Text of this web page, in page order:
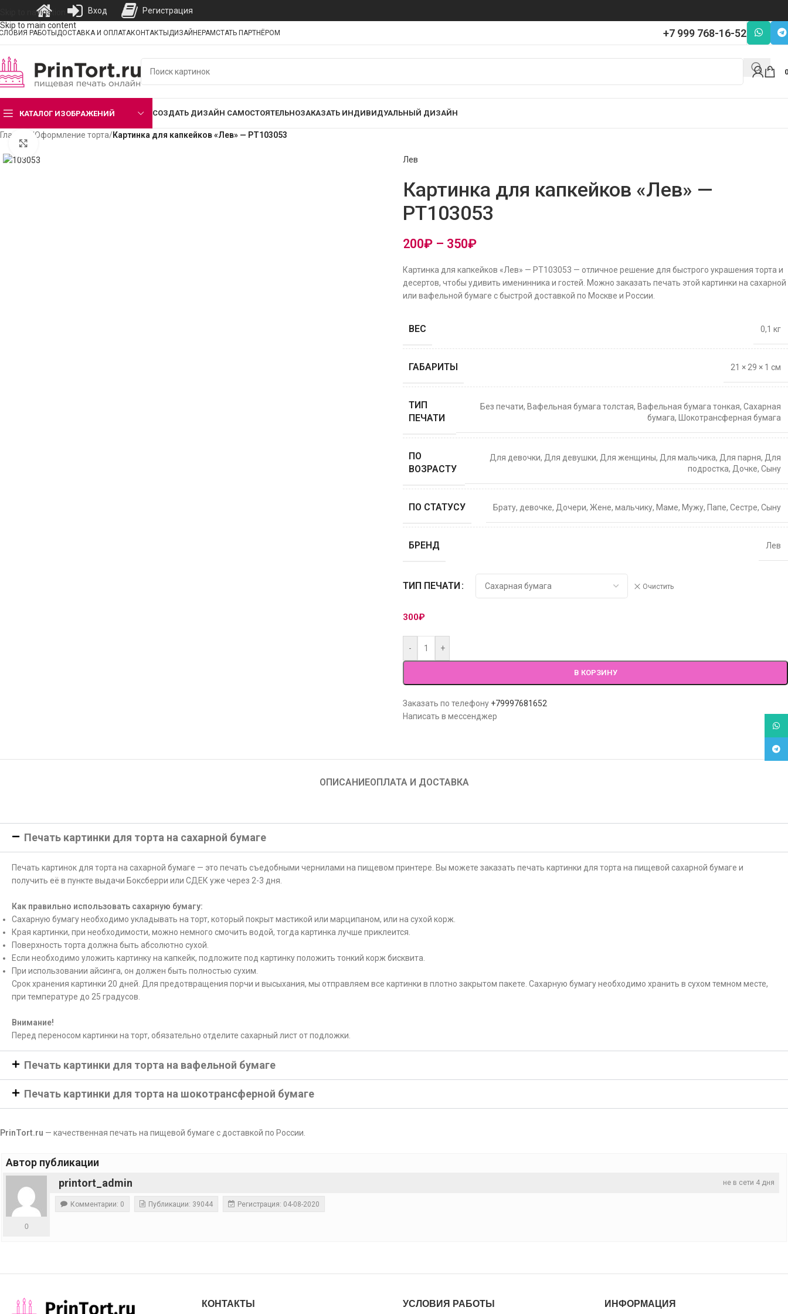
Skip to navigation
Skip to main content
РАБОТЫ ДОСТАВКА И ОПЛАТАКОНТАКТЫ ДИЗАЙНЕРАМСТАТЬ ПАРТНЁРОМ +7 999 768-16-52
0
КАТАЛОГ ИЗОБРАЖЕНИЙ СОЗДАТЬ ДИЗАЙН САМОСТОЯТЕЛЬНОЗАКАЗАТЬ ИНДИВИДУАЛЬНЫЙ ДИЗАЙН
Главная /Оформление торта/Картинка для капкейков «Лев» — PT103053
Лев
Картинка для капкейков «Лев» —
PT103053
200₽ – 350₽
Картинка для капкейков «Лев» — PT103053 — отличное решение для быстрого украшения торта и
десертов, чтобы удивить именинника и гостей. Можно заказать печать этой картинки на сахарной
или вафельной бумаге с быстрой доставкой по Москве и России.
ВЕС 0,1 кг
ГАБАРИТЫ 21 × 29 × 1 см
ТИП
ПЕЧАТИ
Без печати, Вафельная бумага толстая, Вафельная бумага тонкая, Сахарная
бумага, Шокотрансферная бумага
ПО
ВОЗРАСТУ
Для девочки, Для девушки, Для женщины, Для мальчика, Для парня, Для
подростка, Дочке, Сыну
ПО СТАТУСУ Брату, девочке, Дочери, Жене, мальчику, Маме, Мужу, Папе, Сестре, Сыну
БРЕНД Лев
ТИП ПЕЧАТИ Очистить
300₽
- +
В КОРЗИНУ
Заказать по телефону +79997681652
Написать в мессенджер
ОПИСАНИЕОПЛАТА И ДОСТАВКА
Печать картинки для торта на сахарной бумаге
Печать картинок для торта на сахарной бумаге — это печать съедобными чернилами на пищевом принтере. Вы можете заказать печать картинки для торта на пищевой сахарной бумаге и
получить её в пункте выдачи Боксберри или СДЕК уже через 2-3 дня.
Как правильно использовать сахарную бумагу:
Сахарную бумагу необходимо укладывать на торт, который покрыт мастикой или марципаном, или на сухой корж.
Края картинки, при необходимости, можно немного смочить водой, тогда картинка лучше приклеится.
Поверхность торта должна быть абсолютно сухой.
Если необходимо уложить картинку на капкейк, подложите под картинку положить тонкий корж бисквита.
При использовании айсинга, он должен быть полностью сухим.
Срок хранения картинки 20 дней. Для предотвращения порчи и высыхания, мы отправляем все картинки в плотно закрытом пакете. Сахарную бумагу необходимо хранить в сухом темном месте,
при температуре до 25 градусов.
Внимание!
Перед переносом картинки на торт, обязательно отделите сахарный лист от подложки.
Печать картинки для торта на вафельной бумаге
Печать картинки для торта на шокотрансферной бумаге
PrinTort.ru — качественная печать на пищевой бумаге с доставкой по России.
Автор публикации
не в сети 4 дня
printort_admin
0
Комментарии: 0 Публикации: 39044 Регистрация: 04-08-2020
КОНТАКТЫ УСЛОВИЯ РАБОТЫ ИНФОРМАЦИЯ
Вход Регистрация